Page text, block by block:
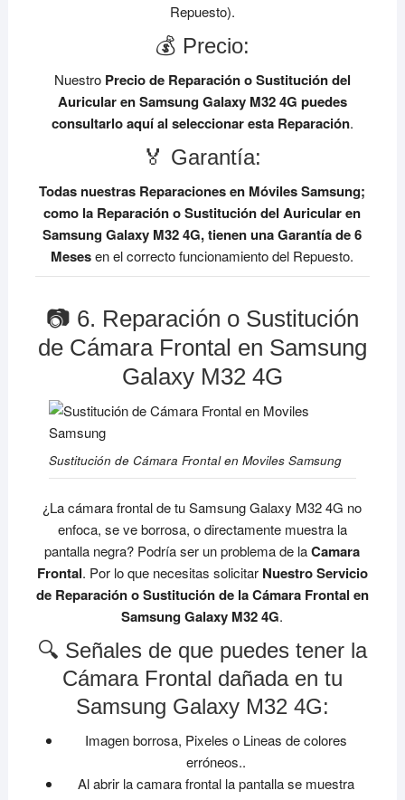
Repuesto).
💰 Precio:
Nuestro Precio de Reparación o Sustitución del
Auricular en Samsung Galaxy M32 4G puedes
consultarlo aquí al seleccionar esta Reparación.
🏅 Garantía:
Todas nuestras Reparaciones en Móviles Samsung;
como la Reparación o Sustitución del Auricular en
Samsung Galaxy M32 4G, tienen una Garantía de 6
Mesesen el correcto funcionamiento del Repuesto.
📷 6. Reparación o Sustitución
de Cámara Frontal en Samsung
Galaxy M32 4G
Sustitución de Cámara Frontal en Moviles Samsung
¿La cámara frontal de tu Samsung Galaxy M32 4G no
enfoca, se ve borrosa, o directamente muestra la
pantalla negra? Podría ser un problema de laCamara
Frontal. Por lo que necesitas solicitar Nuestro Servicio
de Reparación o Sustitución de la Cámara Frontal en
Samsung Galaxy M32 4G.
🔍 Señales de que puedes tener la
Cámara Frontal dañada en tu
Samsung Galaxy M32 4G:
Imagen borrosa, Pixeles o Lineas de colores
erróneos..
Al abrir la camara frontal la pantalla se muestra